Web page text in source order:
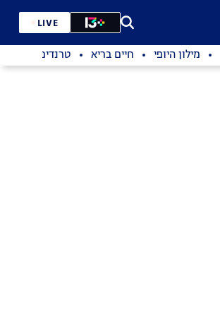
LIVE
מילון היופי חיים בריא טרנדים